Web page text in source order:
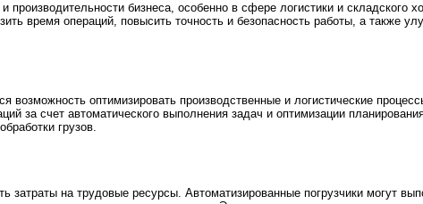
бизнеса, особенно в сфере логистики и складского
время операций, повысить точность и безопасность работы, а также
оптимизировать производственные и логистические
за счет автоматического выполнения задач и оптимизации
грузов.
затраты на трудовые ресурсы. Автоматизированные погрузчики могут